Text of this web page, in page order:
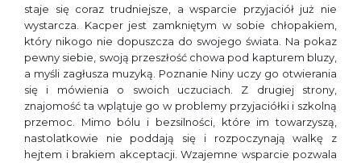
staje się coraz trudniejsze, a wsparcie przyjaciół już nie
wystarcza. Kacper jest zamkniętym w sobie chłopakiem,
który nikogo nie dopuszcza do swojego świata. Na pokaz
pewny siebie, swoją przeszłość chowa pod kapturem bluzy,
a myśli zagłusza muzyką. Poznanie Niny uczy go otwierania
się i mówienia o swoich uczuciach. Z drugiej strony,
znajomość ta wplątuje go w problemy przyjaciółki i szkolną
przemoc. Mimo bólu i bezsilności, które im towarzyszą,
nastolatkowie nie poddają się i rozpoczynają walkę z
hejtem i brakiem akceptacji. Wzajemne wsparcie pozwala